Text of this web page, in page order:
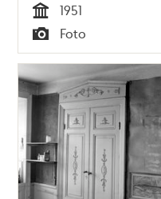
Tid
1951
Typ
Foto